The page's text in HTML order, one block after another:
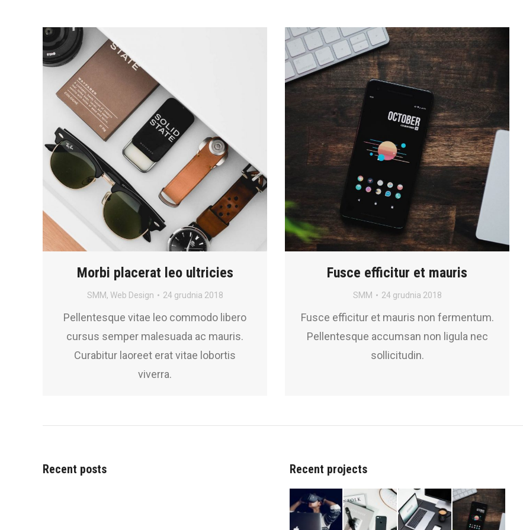
Morbi placerat leo ultricies
SMM, Web Design 24 grudnia 2018
Pellentesque vitae leo commodo libero
cursus semper malesuada ac mauris.
Curabitur laoreet erat vitae lobortis
viverra.
Fusce efficitur et mauris
SMM 24 grudnia 2018
Fusce efficitur et mauris non fermentum.
Pellentesque accumsan non ligula nec
sollicitudin.
Recent posts Recent projects